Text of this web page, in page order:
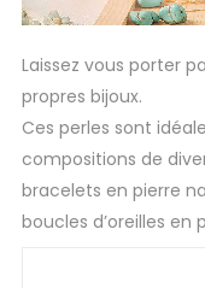
Laissez vous porter
propres bijoux.
Ces perles sont
compositions de
bracelets en pierre
boucles d’oreilles en